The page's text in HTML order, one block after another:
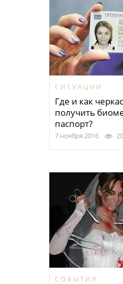
СИТУАЦИИ
Где и как
получить
паспорт?
7 ноября 2016
СОБЫТИЯ